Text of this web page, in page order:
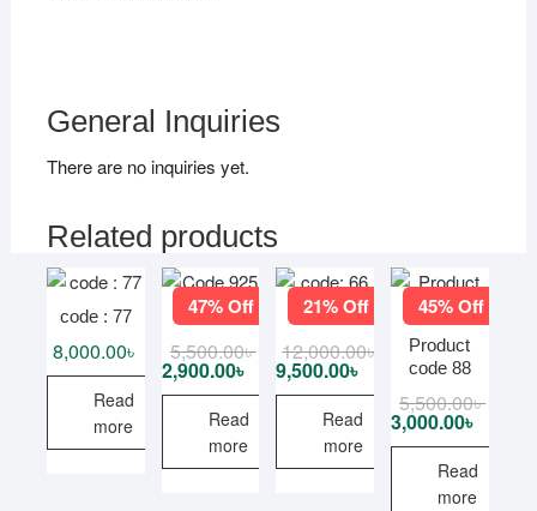
General Inquiries
There are no inquiries yet.
Related products
code : 77
8,000.00৳
Read
more
47% Off
Code 925
5,500.00৳Original
price
was:
5,500.00৳ .
2,900.00৳
Current
price
2,900.00৳ .
Read
more
21% Off
code: 66
12,000.00৳ Original
price
12,000.00৳ .
9,500.00৳
Current
price
9,500.00৳ .
Read
more
45% Off
Product
code 88
5,500.00৳
3,000.00৳
Read
more